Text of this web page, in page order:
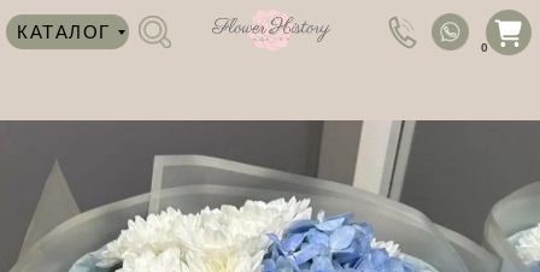
КАТАЛОГ
0